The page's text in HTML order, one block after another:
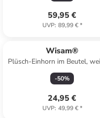
59,95 €
UVP: 89,99 €*
Wisam®
Plüsch-Einhorn im Beutel,
cm
-50%
24,95 €
UVP: 49,99 €*